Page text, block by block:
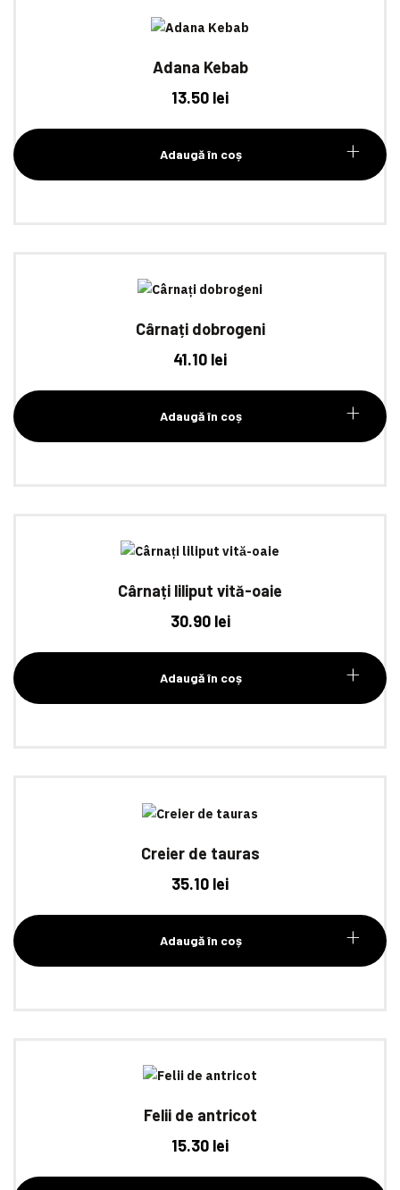
Adana Kebab
13.50 lei
Adaugă în coș
Cârnați dobrogeni
41.10 lei
Adaugă în coș
Cârnați liliput vită-oaie
30.90 lei
Adaugă în coș
Creier de tauras
35.10 lei
Adaugă în coș
Felii de antricot
15.30 lei